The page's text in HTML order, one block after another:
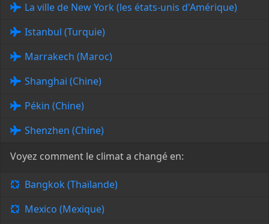
La ville de New York (les états-unis d'Amérique)
Istanbul (Turquie)
Marrakech (Maroc)
Shanghai (Chine)
Pékin (Chine)
Shenzhen (Chine)
Voyez comment le climat a changé en:
Bangkok (Thaïlande)
Mexico (Mexique)